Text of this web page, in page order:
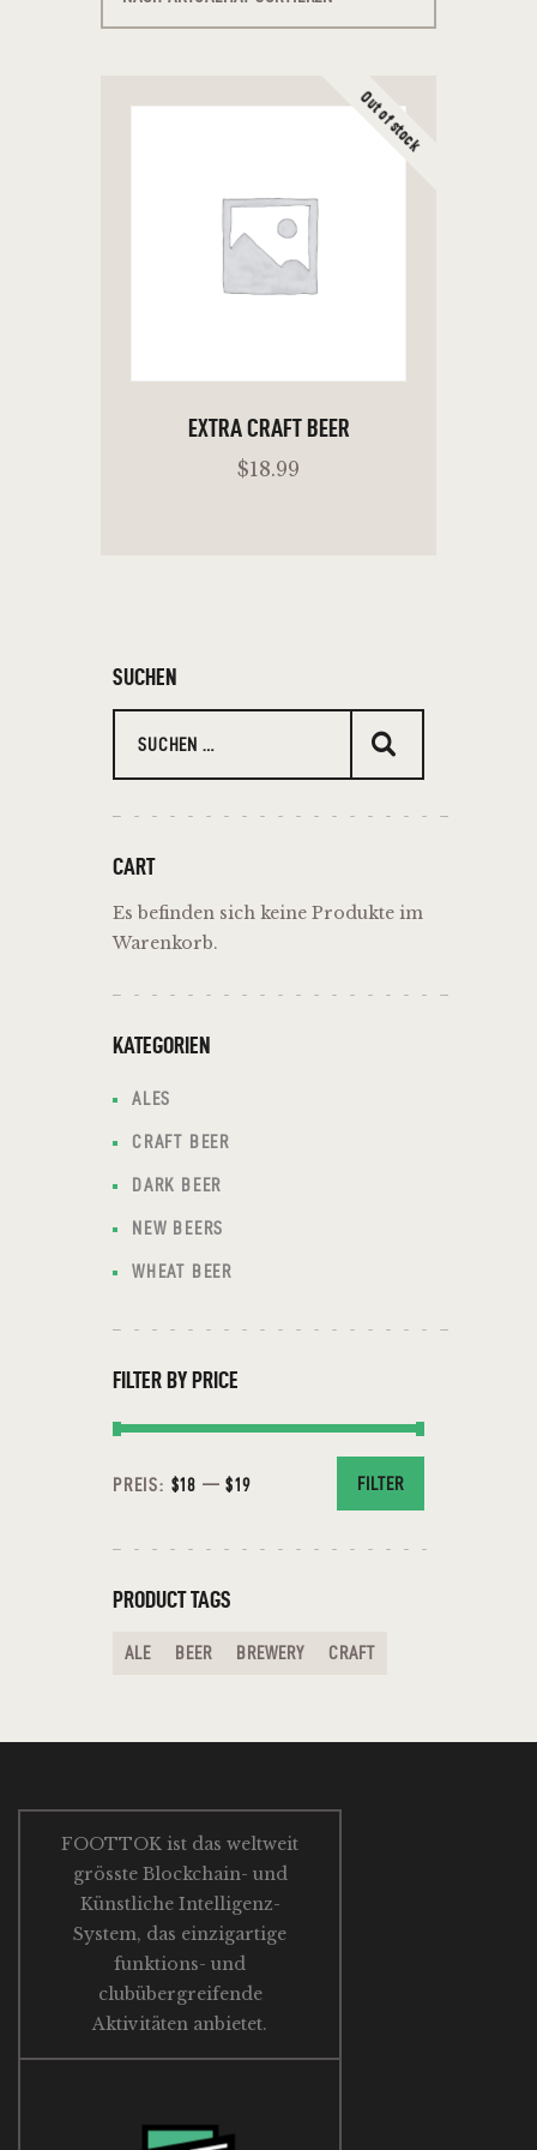
Out of stock
EXTRA CRAFT BEER
$18.99
SUCHEN
CART
Es befinden sich keine Produkte im
Warenkorb.
KATEGORIEN
ALES
CRAFT BEER
DARK BEER
NEW BEERS
WHEAT BEER
FILTER BY PRICE
FILTER
PREIS: $18 —$19
PRODUCT TAGS
ALE BEER BREWERY CRAFT
FOOTTOK ist das weltweit
grösste Blockchain- und
Künstliche Intelligenz-
System, das einzigartige
funktions- und
clubübergreifende
Aktivitäten anbietet.